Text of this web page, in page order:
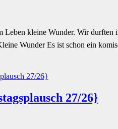
Leben kleine Wunder. Wir durften
Wunder Es ist schon ein
27/26}